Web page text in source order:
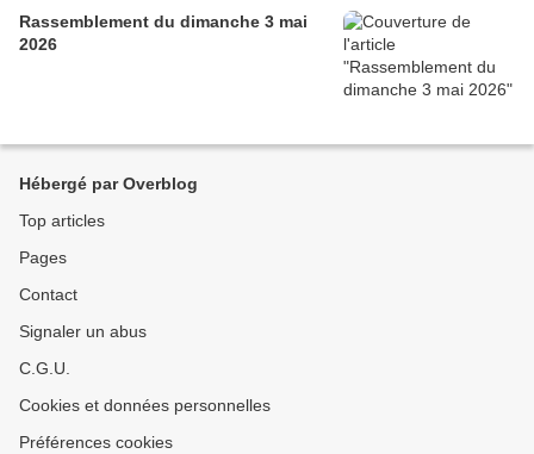
Rassemblement du dimanche 3 mai
2026
Hébergé par Overblog
Top articles
Pages
Contact
Signaler un abus
C.G.U.
Cookies et données personnelles
Préférences cookies